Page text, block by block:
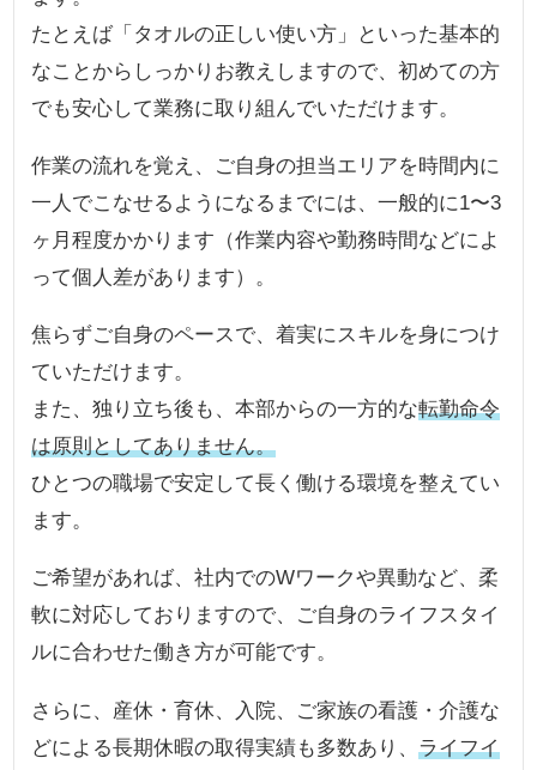
たとえば「タオルの正しい使い方」といった基本的
なことからしっかりお教えしますので、初めての方
でも安心して業務に取り組んでいただけます。
作業の流れを覚え、ご自身の担当エリアを時間内に
一人でこなせるようになるまでには、一般的に1〜3
ヶ月程度かかります（作業内容や勤務時間などによ
って個人差があります）。
焦らずご自身のペースで、着実にスキルを身につけ
ていただけます。
また、独り立ち後も、本部からの一方的な転勤命令
は原則としてありません。
ひとつの職場で安定して長く働ける環境を整えてい
ます。
ご希望があれば、社内でのWワークや異動など、柔
軟に対応しておりますので、ご自身のライフスタイ
ルに合わせた働き方が可能です。
さらに、産休・育休、入院、ご家族の看護・介護な
どによる長期休暇の取得実績も多数あり、ライフイ